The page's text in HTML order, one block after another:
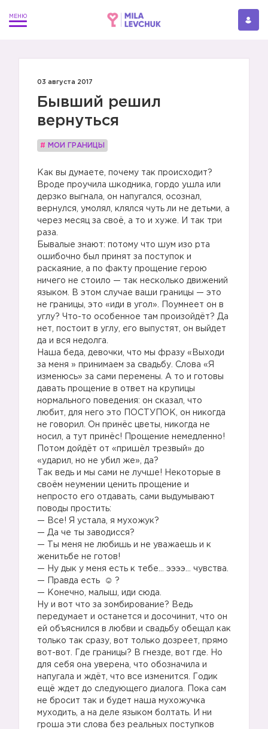
03 августа 2017
Бывший решил
вернуться
# МОИ ГРАНИЦЫ
Как вы думаете, почему так происходит?
Вроде проучила шкодника, гордо ушла или
дерзко выгнала, он напугался, осознал,
вернулся, умолял, клялся чуть ли не детьми, а
через месяц за своё, а то и хуже. И так три
раза.
Бывалые знают: потому что шум изо рта
ошибочно был принят за поступок и
раскаяние, а по факту прощение герою
ничего не стоило — так несколько движений
языком. В этом случае ваши границы — это
не границы, это «иди в угол». Поумнеет он в
углу? Что-то особенное там произойдёт? Да
нет, постоит в углу, его выпустят, он выйдет
да и вся недолга.
Наша беда, девочки, что мы фразу «Выходи
за меня » принимаем за свадьбу. Слова «Я
изменюсь» за сами перемены. А то и готовы
давать прощение в ответ на крупицы
нормального поведения: он сказал, что
любит, для него это ПОСТУПОК, он никогда
не говорил. Он принёс цветы, никогда не
носил, а тут принёс! Прощение немедленно!
Потом дойдёт от «пришёл трезвый» до
«ударил, но не убил же», да?
Так ведь и мы сами не лучше! Некоторые в
своём неумении ценить прощение и
непросто его отдавать, сами выдумывают
поводы простить:
— Все! Я устала, я мухожук?
— Да че ты заводисся?
— Ты меня не любишь и не уважаешь и к
женитьбе не готов!
— Ну дык у меня есть к тебе… ээээ… чувства.
— Правда есть
?
— Конечно, малыш, иди сюда.
Ну и вот что за зомбирование? Ведь
передумает и останется и досочинит, что он
ей объяснился в любви и свадьбу обещал как
только так сразу, вот только дозреет, прямо
вот-вот. Где границы? В гнезде, вот где. Но
для себя она уверена, что обозначила и
напугала и ждёт, что все изменится. Годик
ещё ждет до следующего диалога. Пока сам
не бросит так и будет наша мухожучка
муходить, а на деле языком болтать. И ни
гроша эти слова без реальных поступков